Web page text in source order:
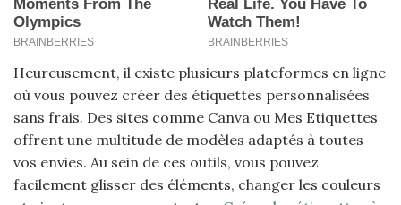
Heureusement, il existe plusieurs plateformes en ligne
où vous pouvez créer des étiquettes personnalisées
sans frais. Des sites comme Canva ou Mes Etiquettes
offrent une multitude de modèles adaptés à toutes
vos envies. Au sein de ces outils, vous pouvez
facilement glisser des éléments, changer les couleurs